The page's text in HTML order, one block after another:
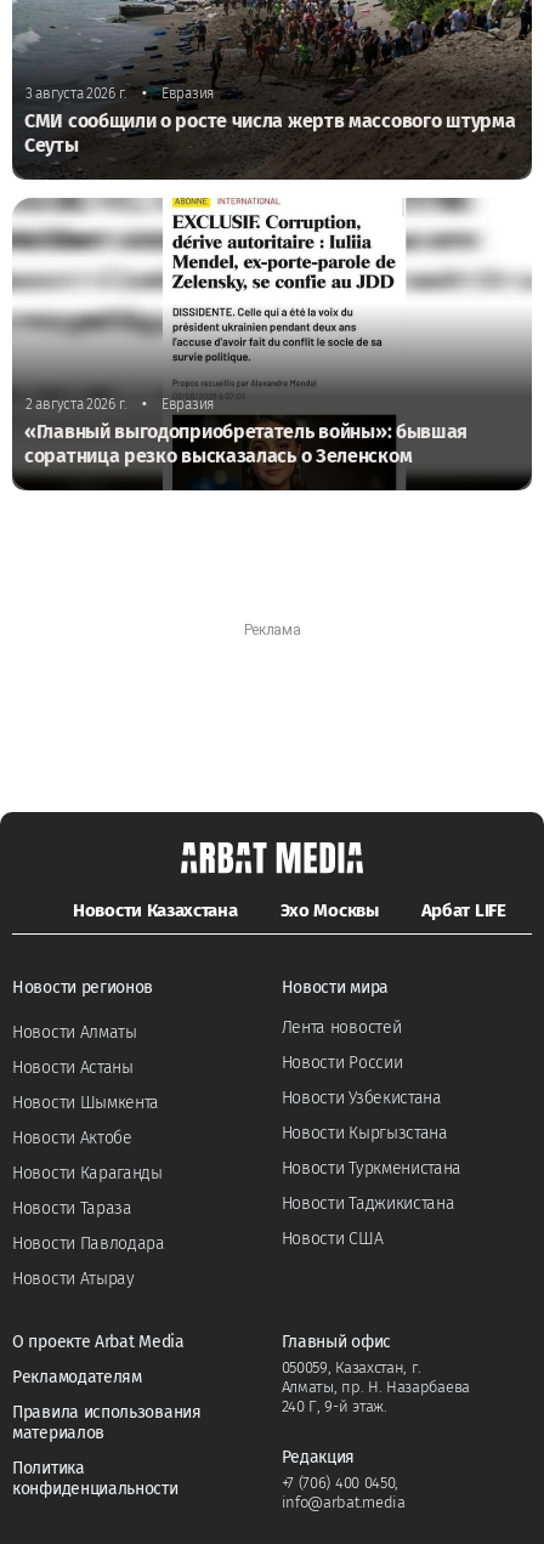
3 августа 2026 г. • Евразия
СМИ сообщили о росте числа жертв массового штурма
Сеуты
2 августа 2026 г. • Евразия
«Главный выгодоприобретатель войны»: бывшая
соратница резко высказалась о Зеленском
Новости Казахстана Эхо Москвы Арбат LIFE
Новости регионов
Новости Алматы
Новости Астаны
Новости Шымкента
Новости Актобе
Новости Караганды
Новости Тараза
Новости Павлодара
Новости Атырау
Новости мира
Лента новостей
Новости России
Новости Узбекистана
Новости Кыргызстана
Новости Туркменистана
Новости Таджикистана
Новости США
О проекте Arbat Media
Рекламодателям
Правила использования
материалов
Политика
конфиденциальности
Главный офис
050059, Казахстан, г.
Алматы, пр. Н. Назарбаева
240 Г, 9-й этаж.
Редакция
+7 (706) 400 0450,
info@arbat.media